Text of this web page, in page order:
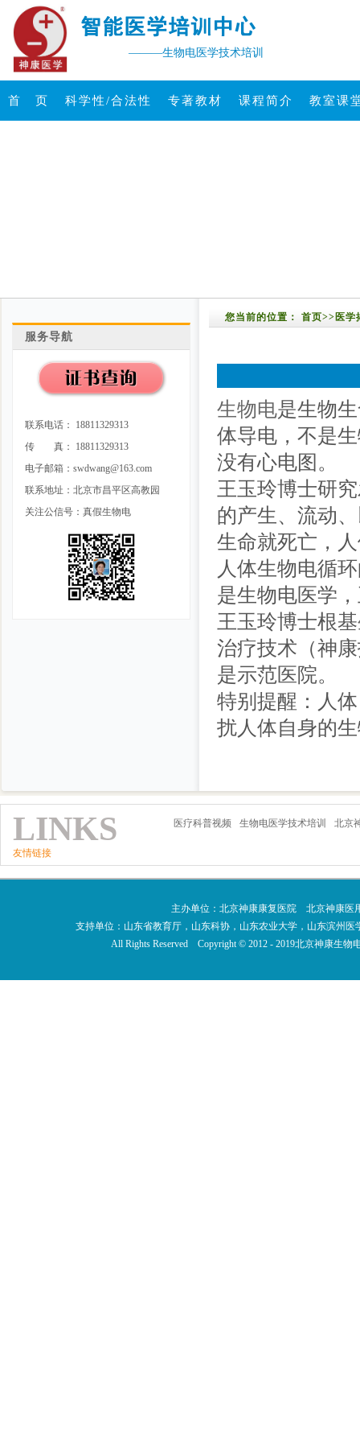
———生物电医学技术培训
首 页 科学性/合法性 专著教材 课程简介 教室课
服务导航
联系电话： 18811329313
传 真： 18811329313
电子邮箱：swdwang@163.com
联系地址：北京市昌平区高教园
关注公信号：真假生物电
您当前的位置： 首页>> 医学
生物电是生物
体导电，不是
没有心电图。
王玉玲博士研
的产生、流动
生命就死亡，
人体生物电循
是生物电医学
王玉玲博士根基
治疗技术（神
是示范医院。
特别提醒：人
扰人体自身的
LINKS
友情链接
医疗科普视频 生物电医学技术培训 北京
主办单位：北京神康康复医院 北京神康
支持单位：山东省教育厅，山东科协，山东农业大学，山东滨州
All Rights Reserved Copyright © 2012 - 2019北京神康生